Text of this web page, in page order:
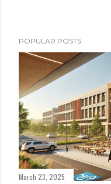
POPULAR POSTS
March 23, 2025